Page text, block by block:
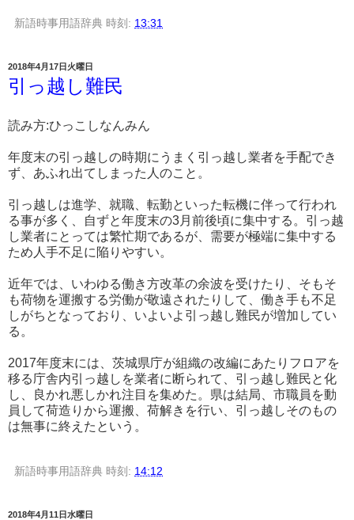
新語時事用語辞典 時刻: 13:31
2018年4月17日火曜日
引っ越し難民
読み方:ひっこしなんみん
年度末の引っ越しの時期にうまく引っ越し業者を手配でき
ず、あふれ出てしまった人のこと。
引っ越しは進学、就職、転勤といった転機に伴って行われ
る事が多く、自ずと年度末の3月前後頃に集中する。引っ越
し業者にとっては繁忙期であるが、需要が極端に集中する
ため人手不足に陥りやすい。
近年では、いわゆる働き方改革の余波を受けたり、そもそ
も荷物を運搬する労働が敬遠されたりして、働き手も不足
しがちとなっており、いよいよ引っ越し難民が増加してい
る。
2017年度末には、茨城県庁が組織の改編にあたりフロアを
移る庁舎内引っ越しを業者に断られて、引っ越し難民と化
し、良かれ悪しかれ注目を集めた。県は結局、市職員を動
員して荷造りから運搬、荷解きを行い、引っ越しそのもの
は無事に終えたという。
新語時事用語辞典 時刻: 14:12
2018年4月11日水曜日